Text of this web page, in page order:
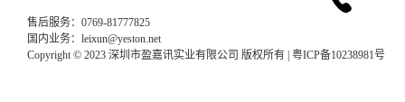
售后服务：0769-81777825
国内业务：leixun@yeston.net
Copyright © 2023 深圳市盈嘉讯实业有限公司 版权所有 | 粤ICP备10238981号